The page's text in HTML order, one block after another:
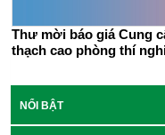
Thư mời báo giá Cung
thạch cao phòng thí
NỔI BẬT